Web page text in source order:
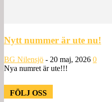
Nytt nummer är ute nu!
BG Nilensjö - 20 maj, 2026 0
Nya numret är ute!!!
FÖLJ OSS